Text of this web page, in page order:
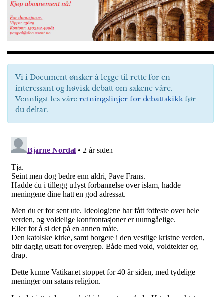
Vi i Document ønsker å legge til rette for en
interessant og høvisk debatt om sakene våre.
Vennligst les våre retningslinjer for debattskikk før
du deltar.